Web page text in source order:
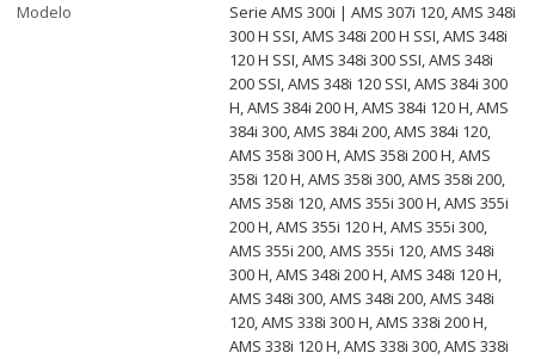
Modelo
Serie AMS 300i | AMS 307i 120, AMS 348i
300 H SSI, AMS 348i 200 H SSI, AMS 348i
120 H SSI, AMS 348i 300 SSI, AMS 348i
200 SSI, AMS 348i 120 SSI, AMS 384i 300
H, AMS 384i 200 H, AMS 384i 120 H, AMS
384i 300, AMS 384i 200, AMS 384i 120,
AMS 358i 300 H, AMS 358i 200 H, AMS
358i 120 H, AMS 358i 300, AMS 358i 200,
AMS 358i 120, AMS 355i 300 H, AMS 355i
200 H, AMS 355i 120 H, AMS 355i 300,
AMS 355i 200, AMS 355i 120, AMS 348i
300 H, AMS 348i 200 H, AMS 348i 120 H,
AMS 348i 300, AMS 348i 200, AMS 348i
120, AMS 338i 300 H, AMS 338i 200 H,
AMS 338i 120 H, AMS 338i 300, AMS 338i